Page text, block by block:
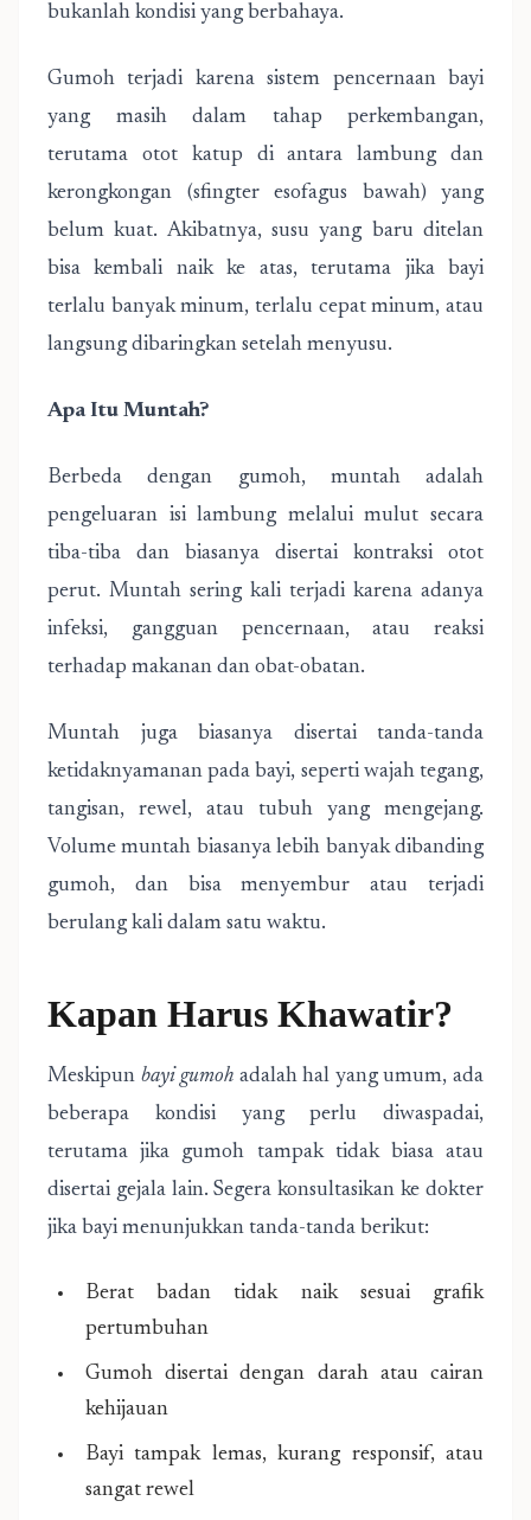
bukanlah kondisi yang berbahaya.
Gumoh terjadi karena sistem pencernaan bayi
yang masih dalam tahap perkembangan,
terutama otot katup di antara lambung dan
kerongkongan (sfingter esofagus bawah) yang
belum kuat. Akibatnya, susu yang baru ditelan
bisa kembali naik ke atas, terutama jika bayi
terlalu banyak minum, terlalu cepat minum, atau
langsung dibaringkan setelah menyusu.
Apa Itu Muntah?
Berbeda dengan gumoh, muntah adalah
pengeluaran isi lambung melalui mulut secara
tiba-tiba dan biasanya disertai kontraksi otot
perut. Muntah sering kali terjadi karena adanya
infeksi, gangguan pencernaan, atau reaksi
terhadap makanan dan obat-obatan.
Muntah juga biasanya disertai tanda-tanda
ketidaknyamanan pada bayi, seperti wajah tegang,
tangisan, rewel, atau tubuh yang mengejang.
Volume muntah biasanya lebih banyak dibanding
gumoh, dan bisa menyembur atau terjadi
berulang kali dalam satu waktu.
Kapan Harus Khawatir?
Meskipun bayi gumoh adalah hal yang umum, ada
beberapa kondisi yang perlu diwaspadai,
terutama jika gumoh tampak tidak biasa atau
disertai gejala lain. Segera konsultasikan ke dokter
jika bayi menunjukkan tanda-tanda berikut:
Berat badan tidak naik sesuai grafik
pertumbuhan
Gumoh disertai dengan darah atau cairan
kehijauan
Bayi tampak lemas, kurang responsif, atau
sangat rewel